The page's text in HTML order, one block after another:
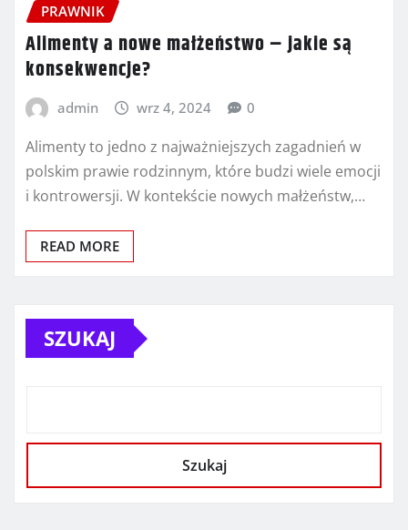
PRAWNIK
Alimenty a nowe małżeństwo – jakie są
konsekwencje?
admin wrz 4, 2024 0
Alimenty to jedno z najważniejszych zagadnień w
polskim prawie rodzinnym, które budzi wiele emocji
i kontrowersji. W kontekście nowych małżeństw,…
READ MORE
SZUKAJ
Szukaj